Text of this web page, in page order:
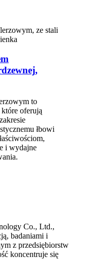
to
które oferują
łbowi
i wydajne
Co., Ltd.,
badaniami i
z przedsiębiorstw
koncentruje się